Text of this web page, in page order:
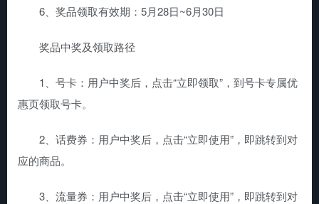
6、奖品领取有效期：5月28日~6月30日
奖品中奖及领取路径
1、号卡：用户中奖后，点击“立即领取”，到号卡专属优
惠页领取号卡。
2、话费券：用户中奖后，点击“立即使用”，即跳转到对
应的商品。
3、流量券：用户中奖后，点击“立即使用”，即跳转到对